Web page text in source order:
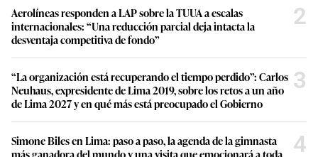
n
d
s
Aerolíneas responden a LAP sobre la TUUA a escalas
internacionales: “Una reducción parcial deja intacta la
desventaja competitiva de fondo”
2
“La organización está recuperando el tiempo perdido”: Carlos
Neuhaus, expresidente de Lima 2019, sobre los retos a un año
de Lima 2027 y en qué más está preocupado el Gobierno
3
Simone Biles en Lima: paso a paso, la agenda de la gimnasta
más ganadora del mundo y una visita que emocionará a toda
4